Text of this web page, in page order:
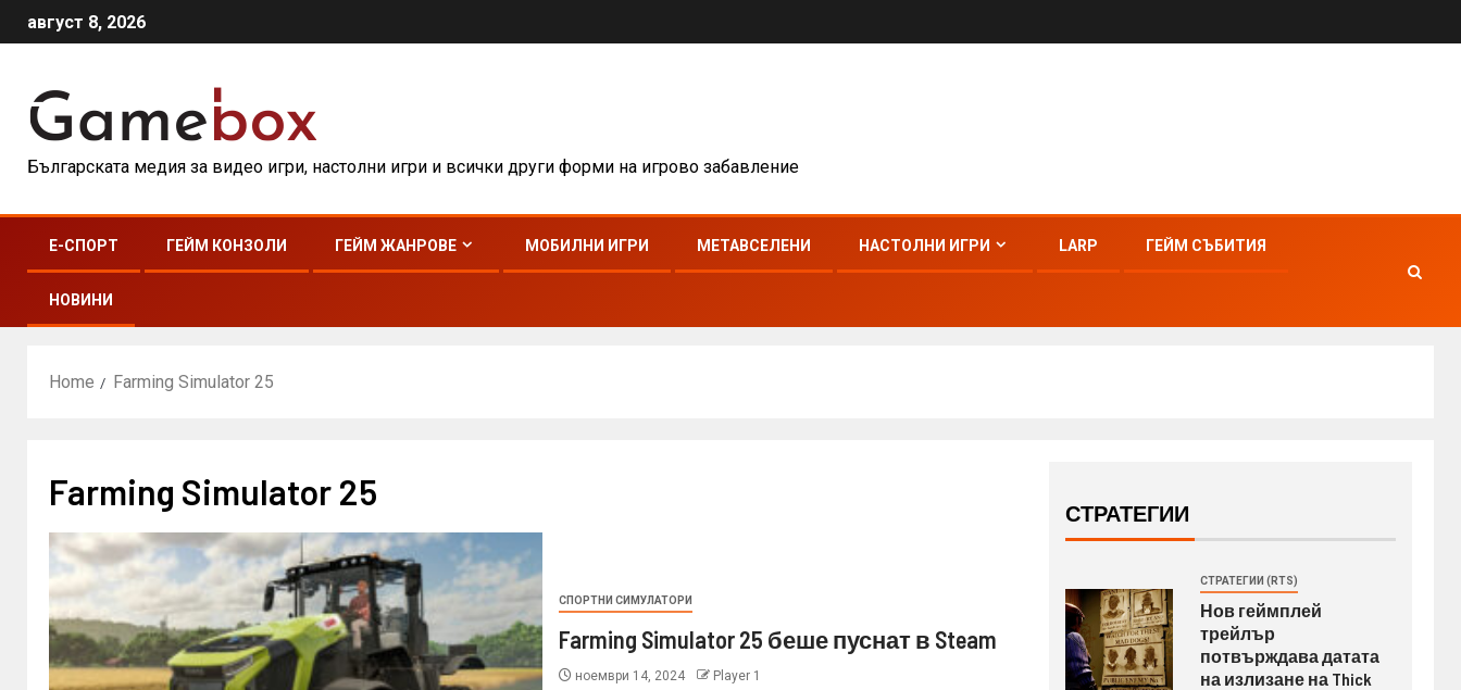
август 8, 2026
Българската медия за видео игри, настолни игри и всички други форми на игрово забавление
E-СПОРТ ГЕЙМ КОНЗОЛИ ГЕЙМ ЖАНРОВЕ МОБИЛНИ ИГРИ МЕТАВСЕЛЕНИ НАСТОЛНИ ИГРИ LARP ГЕЙМ СЪБИТИЯ
НОВИНИ
Home Farming Simulator 25
Farming Simulator 25
СПОРТНИ СИМУЛАТОРИ
Farming Simulator 25 беше пуснат в Steam
ноември 14, 2024 Player 1
СТРАТЕГИИ
СТРАТЕГИИ (RTS)
Нов геймплей
трейлър
потвърждава датата
на излизане на Thick